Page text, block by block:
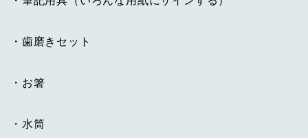
・歯磨きセット
・お箸
・水筒